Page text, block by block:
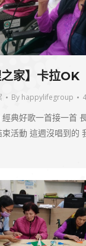
之家】卡拉OK
By happylifegroup
典好歌一首接一首
活動 這週沒唱到的